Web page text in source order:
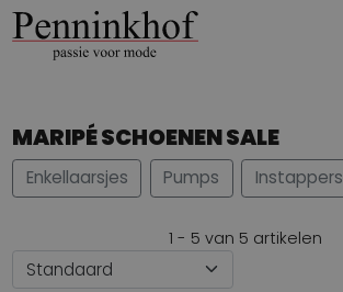
MARIPÉ SCHOENEN SALE
Enkellaarsjes Pumps Instappers
1 - 5 van 5 artikelen